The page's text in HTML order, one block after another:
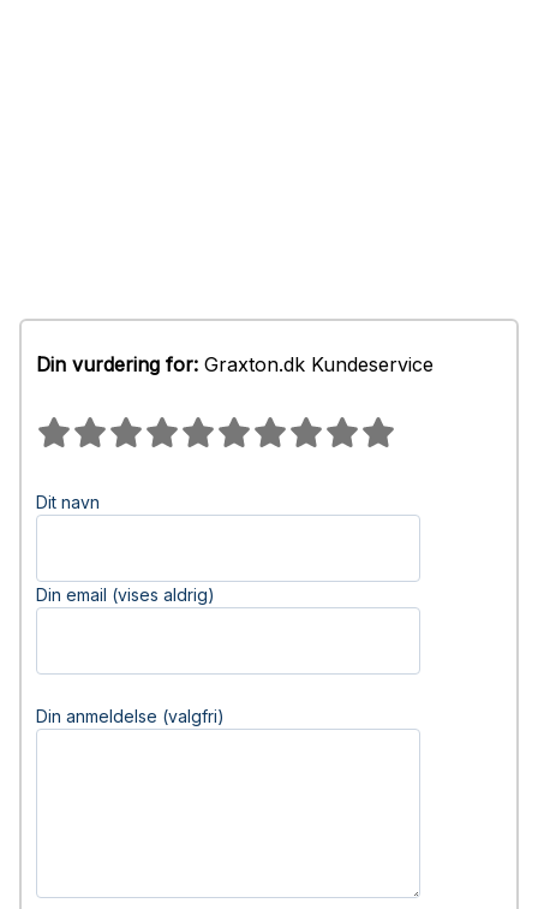
Din vurdering for: Graxton.dk Kundeservice
Dit navn
Din email (vises aldrig)
Din anmeldelse (valgfri)